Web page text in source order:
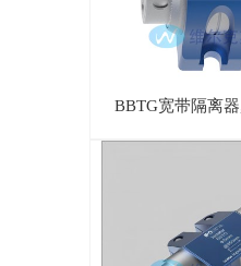
BBTG宽带隔离